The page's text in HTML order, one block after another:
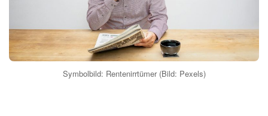
Symbolbild: Rentenirrtümer (Bild: Pexels)